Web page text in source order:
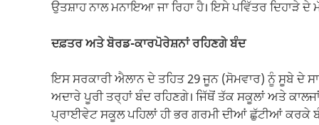
ਉਤਸ਼ਾਹ ਨਾਲ ਮਨਾਇਆ ਜਾ ਰਿਹਾ ਹੈ। ਇਸੇ ਪਵਿੱਤਰ ਦਿਹਾੜੇ
ਦਫ਼ਤਰ ਅਤੇ ਬੋਰਡ-ਕਾਰਪੋਰੇਸ਼ਨਾਂ ਰਹਿਣਗੇ ਬੰਦ
ਇਸ ਸਰਕਾਰੀ ਐਲਾਨ ਦੇ ਤਹਿਤ 29 ਜੂਨ (ਸੋਮਵਾਰ) ਨੂੰ ਸੂਬੇ ਦੇ
ਅਦਾਰੇ ਪੂਰੀ ਤਰ੍ਹਾਂ ਬੰਦ ਰਹਿਣਗੇ। ਜਿੱਥੋਂ ਤੱਕ ਸਕੂਲਾਂ ਅਤੇ
ਪ੍ਰਾਈਵੇਟ ਸਕੂਲ ਪਹਿਲਾਂ ਹੀ ਭਰ ਗਰਮੀ ਦੀਆਂ ਛੁੱਟੀਆਂ ਕਰਕੇ